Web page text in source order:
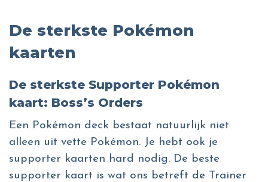
De sterkste Pokémon
kaarten
De sterkste Supporter Pokémon
kaart: Boss’s Orders
Een Pokémon deck bestaat natuurlijk niet
alleen uit vette Pokémon. Je hebt ook je
supporter kaarten hard nodig. De beste
supporter kaart is wat ons betreft de Trainer